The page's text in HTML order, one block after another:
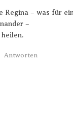
Regina – was für
–
heilen.
Antworten